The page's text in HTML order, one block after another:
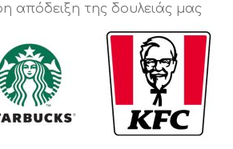
απόδειξη της δουλειάς μας